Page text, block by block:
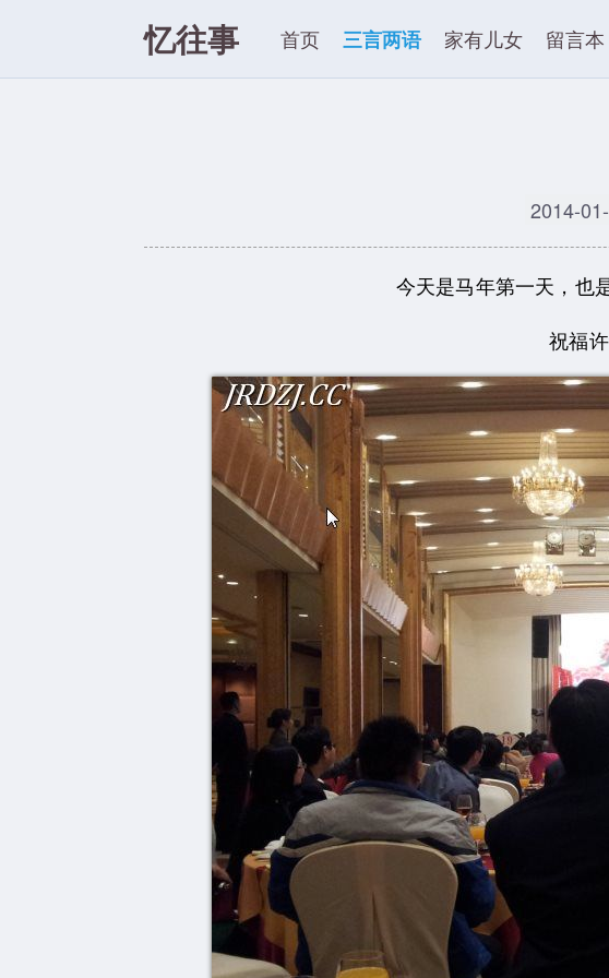
忆往事 首页 三言两语 家有儿女 留言本
2014-
今天是马年第一天，也
祝福